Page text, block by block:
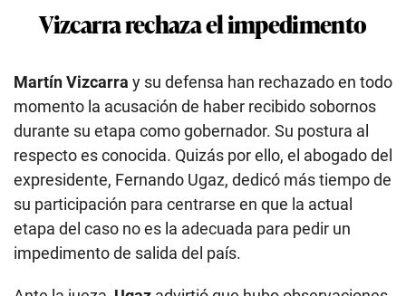
Vizcarra rechaza el impedimento
Martín Vizcarra y su defensa han rechazado en todo
momento la acusación de haber recibido sobornos
durante su etapa como gobernador. Su postura al
respecto es conocida. Quizás por ello, el abogado del
expresidente, Fernando Ugaz, dedicó más tiempo de
su participación para centrarse en que la actual
etapa del caso no es la adecuada para pedir un
impedimento de salida del país.